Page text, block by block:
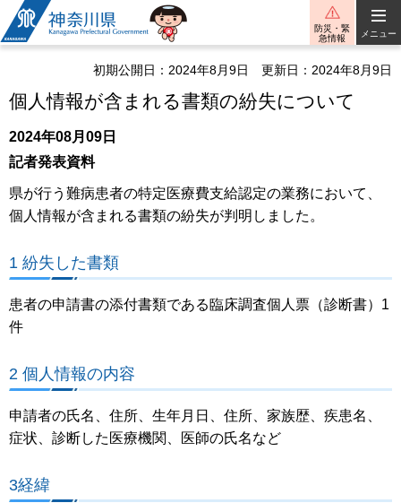
神奈川県
防災・緊
急情報
メニュー
初期公開日：2024年8月9日 更新日：2024年8月9日
個人情報が含まれる書類の紛失について
2024年08月09日
記者発表資料
県が行う難病患者の特定医療費支給認定の業務において、
個人情報が含まれる書類の紛失が判明しました。
1 紛失した書類
患者の申請書の添付書類である臨床調査個人票（診断書）1
件
2 個人情報の内容
申請者の氏名、住所、生年月日、住所、家族歴、疾患名、
症状、診断した医療機関、医師の氏名など
3経緯